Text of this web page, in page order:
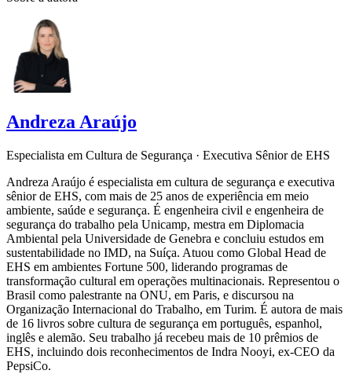
Andreza Araújo
Especialista em Cultura de Segurança · Executiva Sênior de EHS
Andreza Araújo é especialista em cultura de segurança e executiva
sênior de EHS, com mais de 25 anos de experiência em meio
ambiente, saúde e segurança. É engenheira civil e engenheira de
segurança do trabalho pela Unicamp, mestra em Diplomacia
Ambiental pela Universidade de Genebra e concluiu estudos em
sustentabilidade no IMD, na Suíça. Atuou como Global Head de
EHS em ambientes Fortune 500, liderando programas de
transformação cultural em operações multinacionais. Representou o
Brasil como palestrante na ONU, em Paris, e discursou na
Organização Internacional do Trabalho, em Turim. É autora de mais
de 16 livros sobre cultura de segurança em português, espanhol,
inglês e alemão. Seu trabalho já recebeu mais de 10 prêmios de
EHS, incluindo dois reconhecimentos de Indra Nooyi, ex-CEO da
PepsiCo.